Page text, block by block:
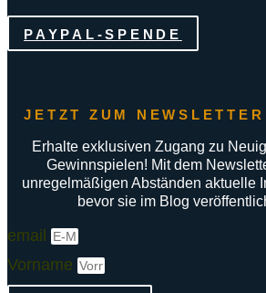
PAYPAL-SPENDE
JETZT ZUM
Erhalte exklusiven Zugang zu
Gewinnspielen! Mit dem
unregelmäßigen Abständen aktuelle
bevor sie im Blog
email
Vorname